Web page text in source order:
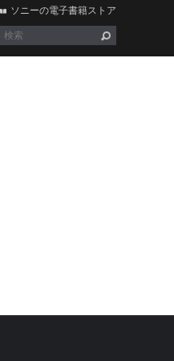
ソニーの電子書籍ストア